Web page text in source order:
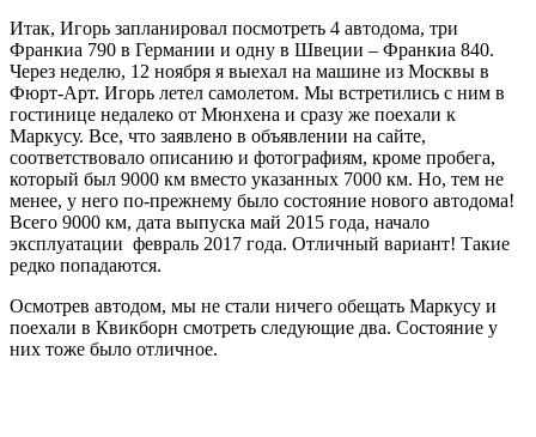
Итак, Игорь запланировал посмотреть 4 автодома, три
Франкиа 790 в Германии и одну в Швеции – Франкиа 840.
Через неделю, 12 ноября я выехал на машине из Москвы в
Фюрт-Арт. Игорь летел самолетом. Мы встретились с ним в
гостинице недалеко от Мюнхена и сразу же поехали к
Маркусу. Все, что заявлено в объявлении на сайте,
соответствовало описанию и фотографиям, кроме пробега,
который был 9000 км вместо указанных 7000 км. Но, тем не
менее, у него по-прежнему было состояние нового автодома!
Всего 9000 км, дата выпуска май 2015 года, начало
эксплуатации февраль 2017 года. Отличный вариант! Такие
редко попадаются.
Осмотрев автодом, мы не стали ничего обещать Маркусу и
поехали в Квикборн смотреть следующие два. Состояние у
них тоже было отличное.